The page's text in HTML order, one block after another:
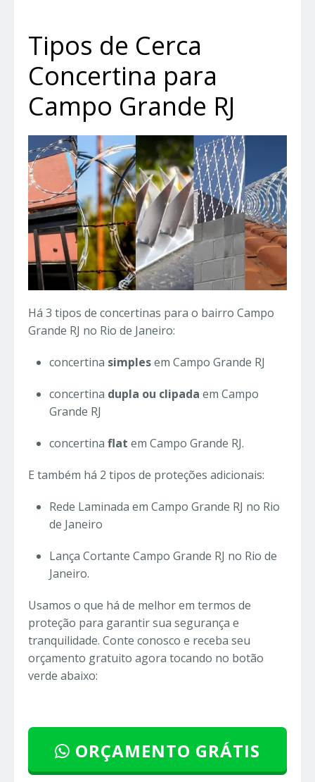
Tipos de Cerca
Concertina para
Campo Grande RJ
Há 3 tipos de concertinas para o bairro Campo
Grande RJ no Rio de Janeiro:
concertina simplesem Campo Grande RJ
concertina dupla ou clipada em Campo
Grande RJ
concertina flat em Campo Grande RJ.
E também há 2 tipos de proteções adicionais:
Rede Laminada em Campo Grande RJ no Rio
de Janeiro
Lança Cortante Campo Grande RJ no Rio de
Janeiro.
Usamos o que há de melhor em termos de
proteção para garantir sua segurança e
tranquilidade. Conte conosco e receba seu
orçamento gratuito agora tocando no botão
verde abaixo:
ORÇAMENTO GRÁTIS